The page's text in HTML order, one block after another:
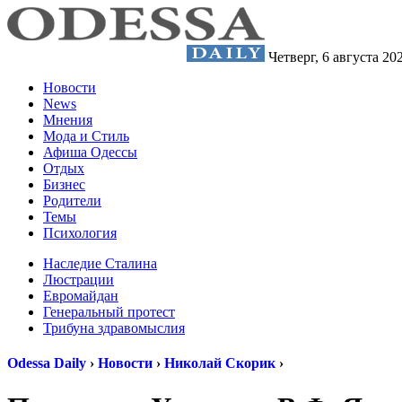
Четверг, 6 августа
Новости
News
Мнения
Мода и Стиль
Афиша Одессы
Отдых
Бизнес
Родители
Темы
Психология
Наследие Сталина
Люстрации
Евромайдан
Генеральный протест
Трибуна здравомыслия
Odessa Daily › Новости › Николай Скорик ›